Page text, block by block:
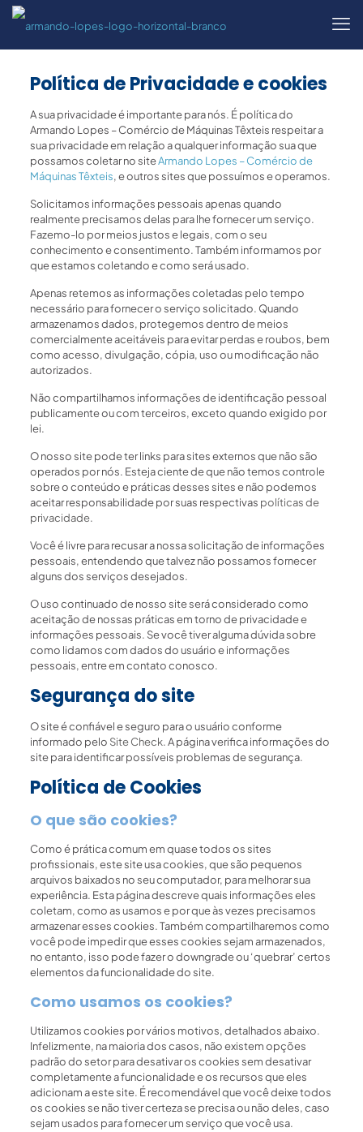
Política de Privacidade e cookies
A sua privacidade é importante para nós. É política do
Armando Lopes – Comércio de Máquinas Têxteis respeitar a
sua privacidade em relação a qualquer informação sua que
possamos coletar no siteArmando Lopes – Comércio de
Máquinas Têxteis, e outros sites que possuímos e operamos.
Solicitamos informações pessoais apenas quando
realmente precisamos delas para lhe fornecer um serviço.
Fazemo-lo por meios justos e legais, com o seu
conhecimento e consentimento. Também informamos por
que estamos coletando e como será usado.
Apenas retemos as informações coletadas pelo tempo
necessário para fornecer o serviço solicitado. Quando
armazenamos dados, protegemos dentro de meios
comercialmente aceitáveis ​​para evitar perdas e roubos, bem
como acesso, divulgação, cópia, uso ou modificação não
autorizados.
Não compartilhamos informações de identificação pessoal
publicamente ou com terceiros, exceto quando exigido por
lei.
O nosso site pode ter links para sites externos que não são
operados por nós. Esteja ciente de que não temos controle
sobre o conteúdo e práticas desses sites e não podemos
aceitar responsabilidade por suas respectivas políticas de
privacidade.
Você é livre para recusar a nossa solicitação de informações
pessoais, entendendo que talvez não possamos fornecer
alguns dos serviços desejados.
O uso continuado de nosso site será considerado como
aceitação de nossas práticas em torno de privacidade e
informações pessoais. Se você tiver alguma dúvida sobre
como lidamos com dados do usuário e informações
pessoais, entre em contato conosco.
Segurança do site
O site é confiável e seguro para o usuário conforme
informado pelo Site Check. A página verifica informações do
site para identificar possíveis problemas de segurança.
Política de Cookies
O que são cookies?
Como é prática comum em quase todos os sites
profissionais, este site usa cookies, que são pequenos
arquivos baixados no seu computador, para melhorar sua
experiência. Esta página descreve quais informações eles
coletam, como as usamos e por que às vezes precisamos
armazenar esses cookies. Também compartilharemos como
você pode impedir que esses cookies sejam armazenados,
no entanto, isso pode fazer o downgrade ou ‘quebrar’ certos
elementos da funcionalidade do site.
Como usamos os cookies?
Utilizamos cookies por vários motivos, detalhados abaixo.
Infelizmente, na maioria dos casos, não existem opções
padrão do setor para desativar os cookies sem desativar
completamente a funcionalidade e os recursos que eles
adicionam a este site. É recomendável que você deixe todos
os cookies se não tiver certeza se precisa ou não deles, caso
sejam usados ​​para fornecer um serviço que você usa.